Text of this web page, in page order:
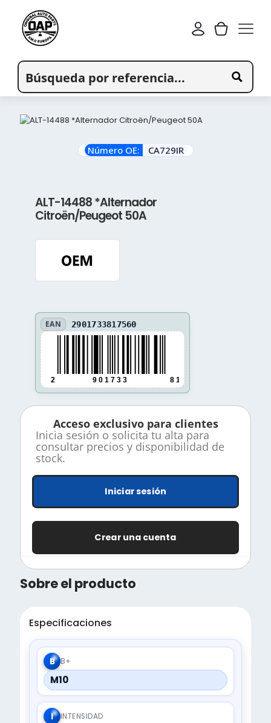
Número OE: CA729IR
ALT-14488 *Alternador
Citroën/Peugeot 50A
EAN 2901733817560
2 9 0 1 7 3 3 8 1 7 5 6 0
Acceso exclusivo para clientes
Inicia sesión o solicita tu alta para
consultar precios y disponibilidad de
stock.
Iniciar sesión
Crear una cuenta
Sobre el producto
Especificaciones
B B+
M10
I INTENSIDAD